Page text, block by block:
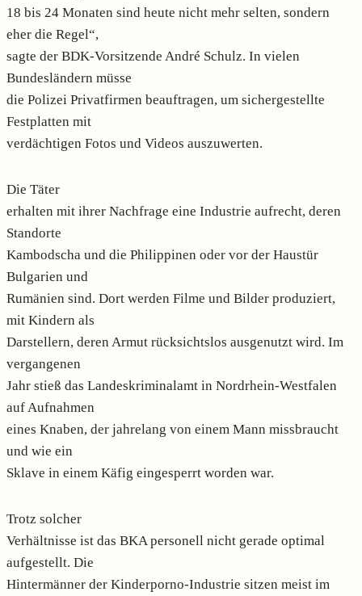
18 bis 24 Monaten sind heute nicht mehr selten, sondern
eher die Regel“,
sagte der BDK-Vorsitzende André Schulz. In vielen
Bundesländern müsse
die Polizei Privatfirmen beauftragen, um sichergestellte
Festplatten mit
verdächtigen Fotos und Videos auszuwerten.
Die Täter
erhalten mit ihrer Nachfrage eine Industrie aufrecht, deren
Standorte
Kambodscha und die Philippinen oder vor der Haustür
Bulgarien und
Rumänien sind. Dort werden Filme und Bilder produziert,
mit Kindern als
Darstellern, deren Armut rücksichtslos ausgenutzt wird. Im
vergangenen
Jahr stieß das Landeskriminalamt in Nordrhein-Westfalen
auf Aufnahmen
eines Knaben, der jahrelang von einem Mann missbraucht
und wie ein
Sklave in einem Käfig eingesperrt worden war.
Trotz solcher
Verhältnisse ist das BKA personell nicht gerade optimal
aufgestellt. Die
Hintermänner der Kinderporno-Industrie sitzen meist im